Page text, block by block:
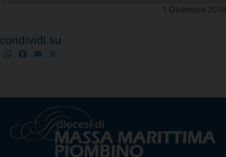
1 Dicembre 2018
condividi su
WhatsApp
Facebook
Email